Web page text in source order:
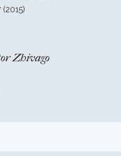
(2015)
Zhivago